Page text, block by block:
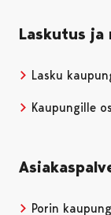
Laskutus ja
Lasku
Kaupungille
Porin